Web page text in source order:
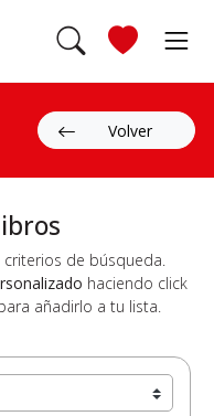
Volver
de búsqueda.
haciendo click
añadirlo a tu lista.